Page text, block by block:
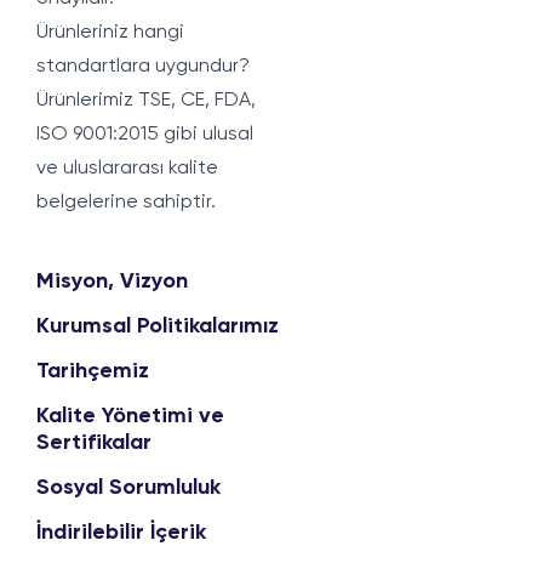
Misyon, Vizyon
Kurumsal Politikalarımız
Tarihçemiz
Kalite Yönetimi ve
Sertifikalar
Sosyal Sorumluluk
İndirilebilir İçerik
Ürünleriniz hangi
standartlara uygundur?
Ürünlerimiz TSE, CE, FDA,
ISO 9001:2015 gibi ulusal
ve uluslararası kalite
belgelerine sahiptir.